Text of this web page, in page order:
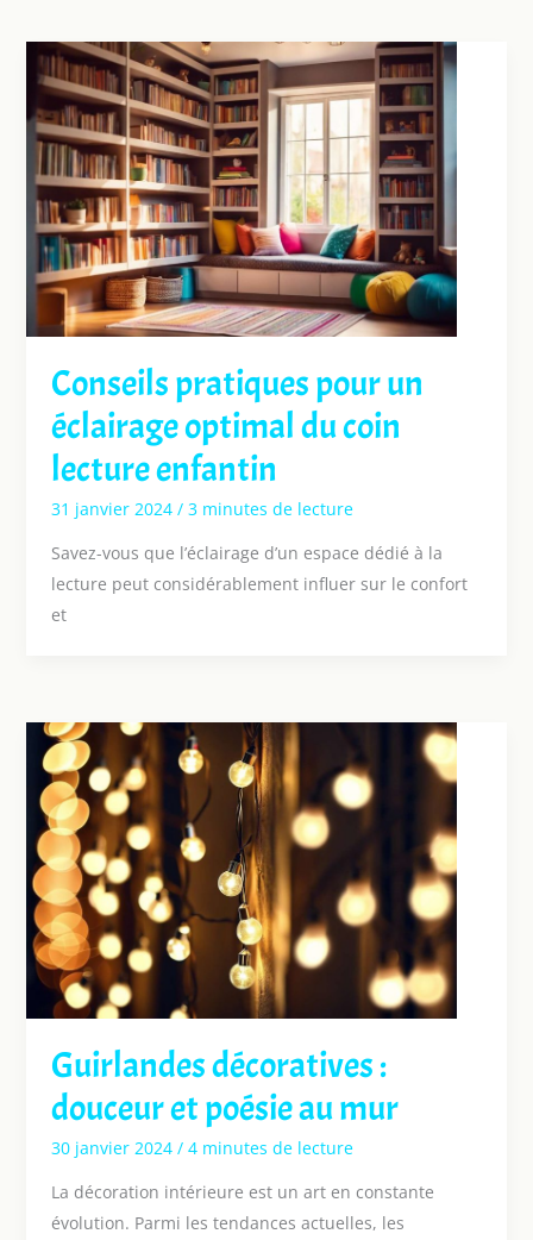
Conseils pratiques pour un
éclairage optimal du coin
lecture enfantin
31 janvier 2024 / 3 minutes de lecture
Savez-vous que l’éclairage d’un espace dédié à la
lecture peut considérablement influer sur le confort
et
Guirlandes décoratives :
douceur et poésie au mur
30 janvier 2024 / 4 minutes de lecture
La décoration intérieure est un art en constante
évolution. Parmi les tendances actuelles, les